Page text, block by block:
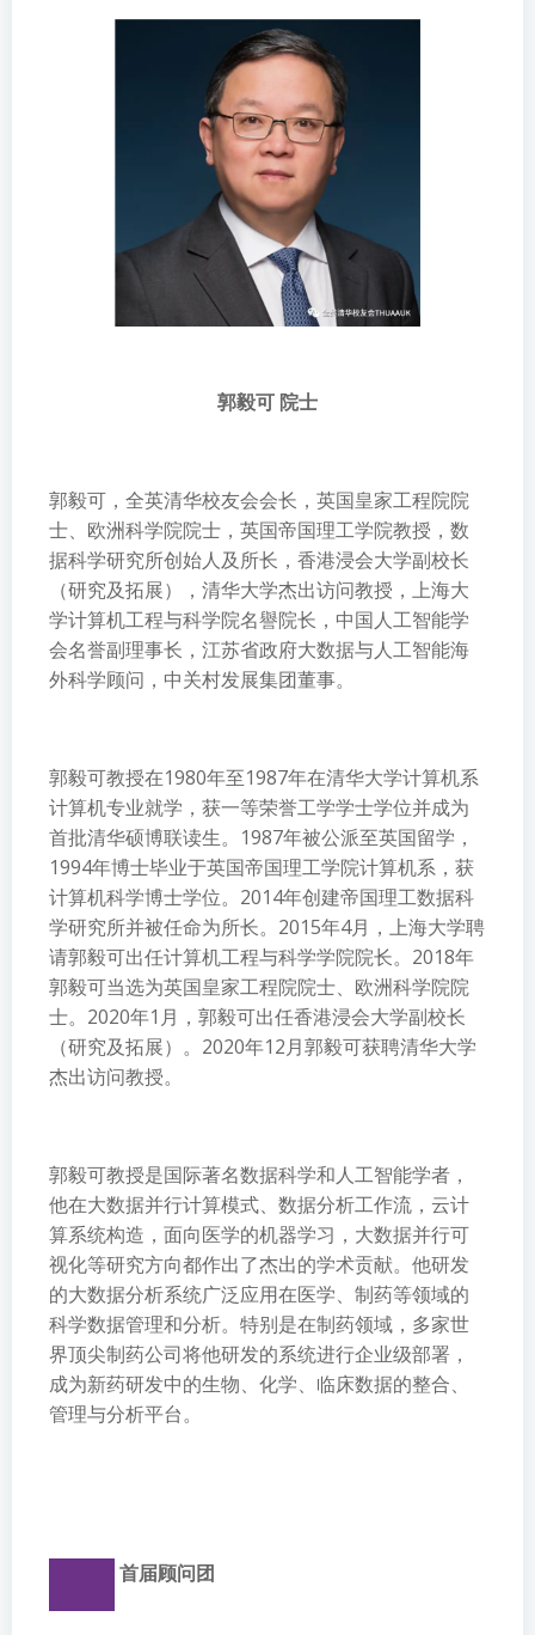
郭毅可 院士
郭毅可，全英清华校友会会长，英国皇家工程院院
士、欧洲科学院院士，英国帝国理工学院教授，数
据科学研究所创始人及所长，香港浸会大学副校长
（研究及拓展），清华大学杰出访问教授，上海大
学计算机工程与科学院名譽院长，中国人工智能学
会名誉副理事长，江苏省政府大数据与人工智能海
外科学顾问，中关村发展集团董事。
郭毅可教授在1980年至1987年在清华大学计算机系
计算机专业就学，获一等荣誉工学学士学位并成为
首批清华硕博联读生。1987年被公派至英国留学，
1994年博士毕业于英国帝国理工学院计算机系，获
计算机科学博士学位。2014年创建帝国理工数据科
学研究所并被任命为所长。2015年4月，上海大学聘
请郭毅可出任计算机工程与科学学院院长。2018年
郭毅可当选为英国皇家工程院院士、欧洲科学院院
士。2020年1月，郭毅可出任香港浸会大学副校长
（研究及拓展）。2020年12月郭毅可获聘清华大学
杰出访问教授。
郭毅可教授是国际著名数据科学和人工智能学者，
他在大数据并行计算模式、数据分析工作流，云计
算系统构造，面向医学的机器学习，大数据并行可
视化等研究方向都作出了杰出的学术贡献。他研发
的大数据分析系统广泛应用在医学、制药等领域的
科学数据管理和分析。特别是在制药领域，多家世
界顶尖制药公司将他研发的系统进行企业级部署，
成为新药研发中的生物、化学、临床数据的整合、
管理与分析平台。
首届顾问团